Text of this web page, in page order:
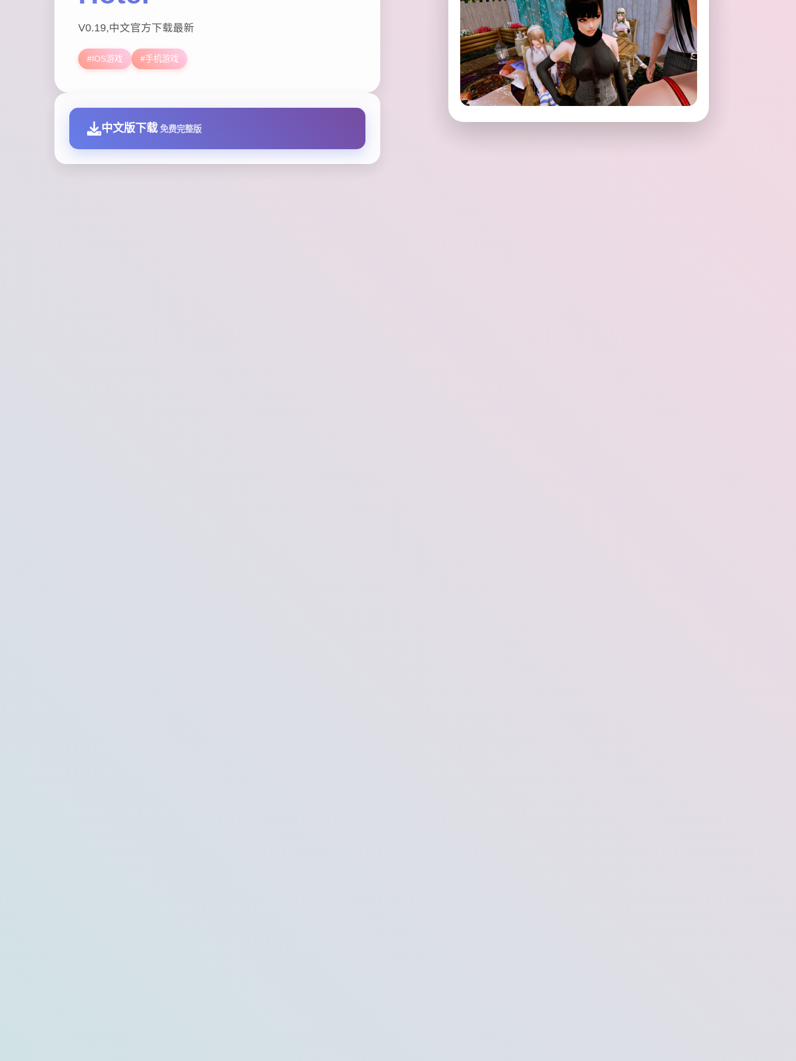
V0.19,中文官方下载最新
#IOS游戏 #手机游戏
中文版下载 免费完整版